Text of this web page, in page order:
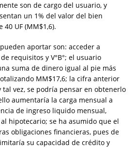
son de cargo del usuario, y
un 1% del valor del bien
UF (MM$1,6).
aportar son: acceder a
requisitos y V°B°; el usuario
suma de dinero igual al pie más
MM$17,6; la cifra anterior
vez, se podría pensar en obtenerlo
aumentaría la carga mensual a
de ingreso liquido mensual,
hipotecario; se ha asumido que el
obligaciones financieras, pues de
su capacidad de crédito y